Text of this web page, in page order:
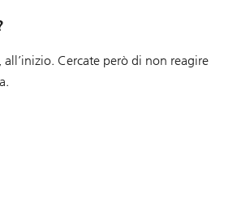
Cercate però di non reagire